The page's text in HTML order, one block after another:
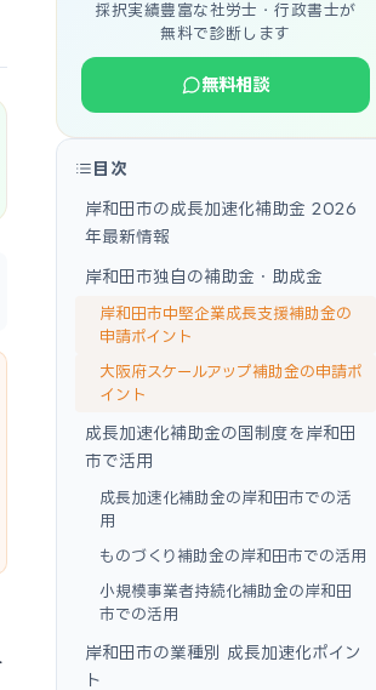
採択実績豊富な社労士・行政書士が
無料で診断します
無料相談
目次
岸和田市の成長加速化補助金 2026
年最新情報
岸和田市独自の補助金・助成金
岸和田市中堅企業成長支援補助金の
申請ポイント
大阪府スケールアップ補助金の申請ポ
イント
成長加速化補助金の国制度を岸和田
市で活用
成長加速化補助金の岸和田市での活
用
ものづくり補助金の岸和田市での活用
小規模事業者持続化補助金の岸和田
市での活用
岸和田市の業種別 成長加速化ポイン
ト